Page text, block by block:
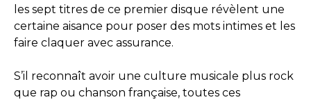
les sept titres de ce premier disque révèlent une
certaine aisance pour poser des mots intimes et les
faire claquer avec assurance.
S’il reconnaît avoir une culture musicale plus rock
que rap ou chanson française, toutes ces